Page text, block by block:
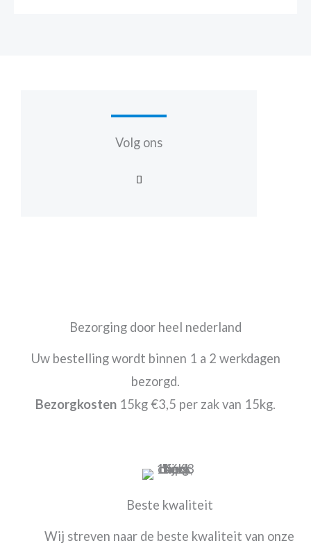
Volg ons
a
Bezorging door heel nederland
Uw bestelling wordt binnen 1 a 2 werkdagen
bezorgd.
Bezorgkosten 15kg €3,5 per zak van 15kg.
Beste kwaliteit
Wij streven naar de beste kwaliteit van onze